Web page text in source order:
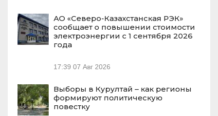
АО «Северо-Казахстанская РЭК»
сообщает о повышении стоимости
электроэнергии с 1 сентября 2026
года
17:39 07 Авг 2026
Выборы в Курултай – как регионы
формируют политическую
повестку